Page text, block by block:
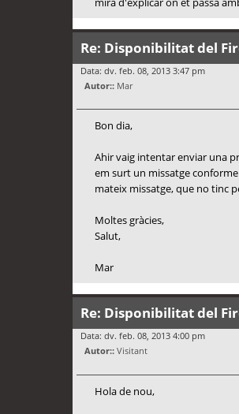
Re: Disponibilitat del
Data: dv. feb. 08, 2013 3:47 pm
Autor:: Mar
Bon dia,
Ahir vaig intentar enviar una
em surt un missatge
mateix missatge, que no tinc
Moltes gràcies,
Salut,
Mar
Re: Disponibilitat del
Data: dv. feb. 08, 2013 4:00 pm
Autor:: Visitant
Hola de nou,